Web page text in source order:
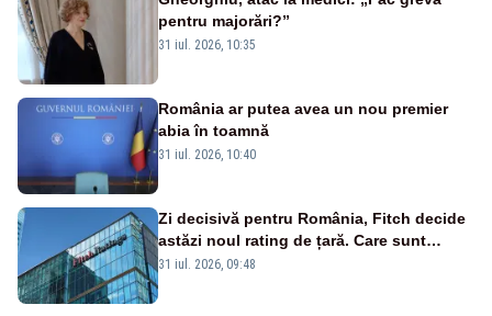
pentru majorări?”
31 iul. 2026, 10:35
România ar putea avea un nou premier
abia în toamnă
31 iul. 2026, 10:40
Zi decisivă pentru România, Fitch decide
astăzi noul rating de țară. Care sunt
efectele retrogradării la categoria „junk”
31 iul. 2026, 09:48